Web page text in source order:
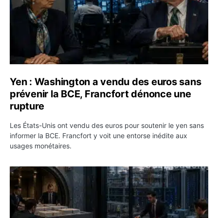
Yen : Washington a vendu des euros sans
prévenir la BCE, Francfort dénonce une
rupture
Les États-Unis ont vendu des euros pour soutenir le yen sans
informer la BCE. Francfort y voit une entorse inédite aux
usages monétaires.
Jane Street négocie le transfert de 11 milliards de